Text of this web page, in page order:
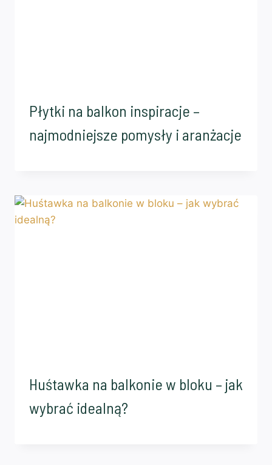
Płytki na balkon inspiracje –
najmodniejsze pomysły i aranżacje
Huśtawka na balkonie w bloku – jak
wybrać idealną?